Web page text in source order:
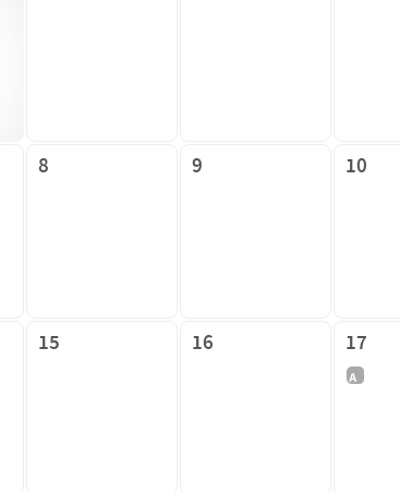
8 9 10
15 16 17